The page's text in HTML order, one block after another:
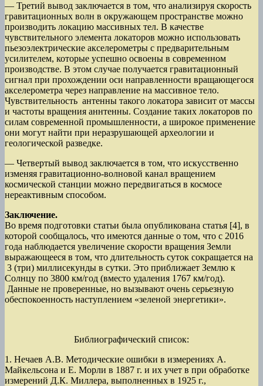
— Третий вывод заключается в том, что анализируя скорость
гравитационных волн в окружающем пространстве можно
производить локацию массивных тел. В качестве
чувствительного элемента локаторов можно использовать
пьезоэлектрические акселерометры с предварительным
усилителем, которые успешно освоены в современном
производстве. В этом случае получается гравитационный
сигнал при прохождении оси направленности вращающегося
акселерометра через направление на массивное тело.
Чувствительность антенны такого локатора зависит от массы
и частоты вращения аннтенны. Создание таких локаторов по
силам современной промышленности, а широкое применение
они могут найти при неразрушающей археологии и
геологической разведке.
— Четвертый вывод заключается в том, что искусственно
изменяя гравитационно-волновой канал вращением
космической станции можно передвигаться в космосе
нереактивным способом.
Заключение.
Во время подготовки статьи была опубликована статья [4], в
которой сообщалось, что имеются данные о том, что с 2016
года наблюдается увеличение скорости вращения Земли
выражающееся в том, что длительность суток сокращается на
3 (три) миллисекунды в сутки. Это приближает Землю к
Солнцу по 3800 км/год (вместо удаления 1767 км/год).
Данные не проверенные, но вызывают очень серьезную
обеспокоенность наступлением «зеленой энергетики».
Библиографический список:
1. Нечаев А.В. Методические ошибки в измерениях А.
Майкельсона и Е. Морли в 1887 г. и их учет в при обработке
измерений Д.К. Миллера, выполненных в 1925 г.,